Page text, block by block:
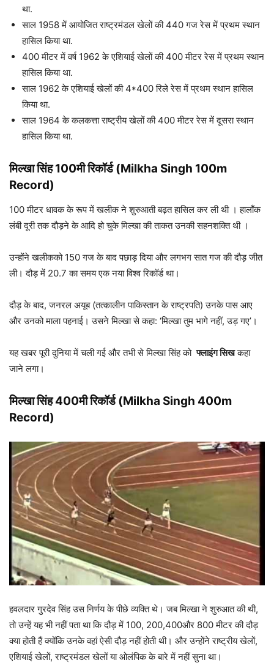
था.
साल 1958 में आयोजित राष्ट्रमंडल खेलों की 440 गज रेस में प्रथम स्थान
हासिल किया था.
400 मीटर में वर्ष 1962 के एशियाई खेलों की 400 मीटर रेस में प्रथम स्थान
हासिल किया था.
साल 1962 के एशियाई खेलों की 4*400 रिले रेस में प्रथम स्थान हासिल
किया था.
साल 1964 के कलकत्ता राष्ट्रीय खेलों की 400 मीटर रेस में दूसरा स्थान
हासिल किया था.
मिल्खा सिंह 100मी रिकॉर्ड (Milkha Singh 100m
Record)
100 मीटर धावक के रूप में खलीक ने शुरुआती बढ़त हासिल कर ली थी । हालाँक
लंबी दूरी तक दौड़ने के आदि हो चुके मिल्खा की ताकत उनकी सहनशक्ति थी ।
उन्होंने खलीकको 150 गज के बाद पछाड़ दिया और लगभग सात गज की दौड़ जीत
ली। दौड़ में 20.7 का समय एक नया विश्व रिकॉर्ड था।
दौड़ के बाद, जनरल अयूब (तत्कालीन पाकिस्तान के राष्ट्रपति) उनके पास आए
और उनको माला पहनाई। उसने मिल्खा से कहा: ‘मिल्खा तुम भागे नहीं, उड़ गए’।
यह खबर पूरी दुनिया में चली गई और तभी से मिल्खा सिंह कोफ्लाइंग सिखकहा
जाने लगा।
मिल्खा सिंह 400मी रिकॉर्ड (Milkha Singh 400m
Record)
हवलदार गुरदेव सिंह उस निर्णय के पीछे व्यक्ति थे। जब मिल्खा ने शुरुआत की थी,
तो उन्हें यह भी नहीं पता था कि दौड़ में 100, 200,400और 800 मीटर की दौड़
क्या होती हैं क्योंकि उनके वहां ऐसी दौड़ नहीं होती थी। और उन्होंने राष्ट्रीय खेलों,
एशियाई खेलों, राष्ट्रमंडल खेलों या ओलंपिक के बारे में नहीं सुना था।